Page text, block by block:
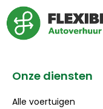
Onze diensten
Alle voertuigen